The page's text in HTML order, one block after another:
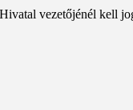
vezetőjénél kell